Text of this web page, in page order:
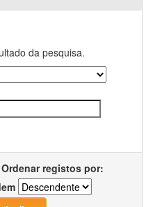
da pesquisa.
Ordenar registos por: